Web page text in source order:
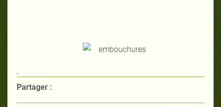
,
Partager :